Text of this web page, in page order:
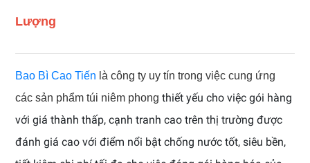
Lượng
Bao Bì Cao Tiến là công ty uy tín trong việc cung ứng
các sản phẩm túi niêm phongthiết yếu cho việc gói hàng
với giá thành thấp, cạnh tranh cao trên thị trường được
đánh giá cao với điểm nổi bật chống nước tốt, siêu bền,